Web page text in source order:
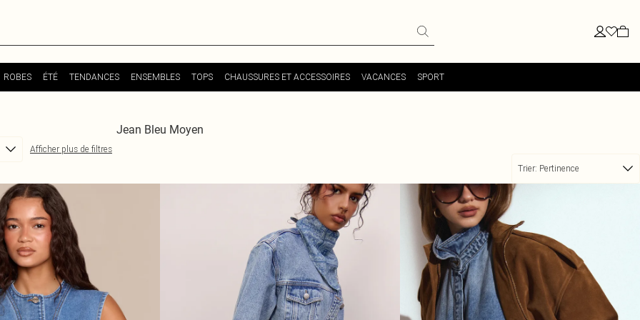
ROBES ÉTÉ TENDANCES ENSEMBLES TOPS CHAUSSURES ET ACCESSOIRES VACANCES SPORT
Jean Bleu Moyen
Afficher plus de filtres
Trier: Pertinence